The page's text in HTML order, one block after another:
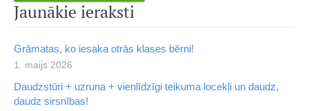
Jaunākie ieraksti
Grāmatas, ko iesaka otrās klases bērni!
1. maijs 2026
Daudzstūri + uzruna + vienlīdzīgi teikuma locekļi un daudz,
daudz sirsnības!